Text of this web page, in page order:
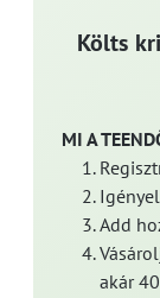
Költs
MI A
Add
akár